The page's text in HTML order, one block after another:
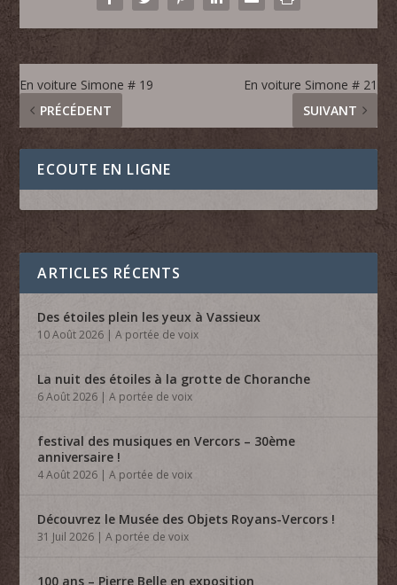
En voiture Simone # 19
PRÉCÉDENT
En voiture Simone # 21
SUIVANT
ECOUTE EN LIGNE
ARTICLES RÉCENTS
Des étoiles plein les yeux à Vassieux
10 Août 2026 |A portée de voix
La nuit des étoiles à la grotte de Choranche
6 Août 2026 |A portée de voix
festival des musiques en Vercors – 30ème
anniversaire !
4 Août 2026 |A portée de voix
Découvrez le Musée des Objets Royans-Vercors !
31 Juil 2026 |A portée de voix
100 ans – Pierre Belle en exposition